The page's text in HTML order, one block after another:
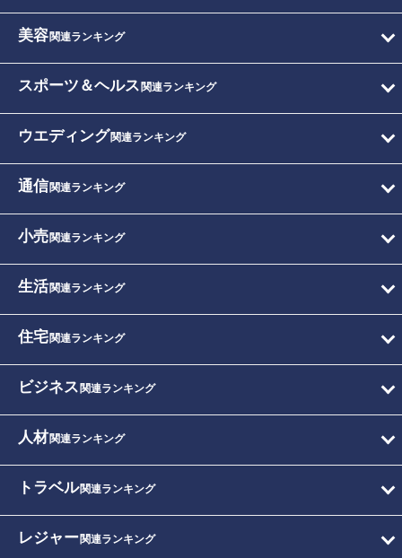
美容関連ランキング
スポーツ＆ヘルス 関連ランキング
ウエディング関連ランキング
通信関連ランキング
小売関連ランキング
生活関連ランキング
住宅関連ランキング
ビジネス 関連ランキング
人材関連ランキング
トラベル関連ランキング
レジャー関連ランキング